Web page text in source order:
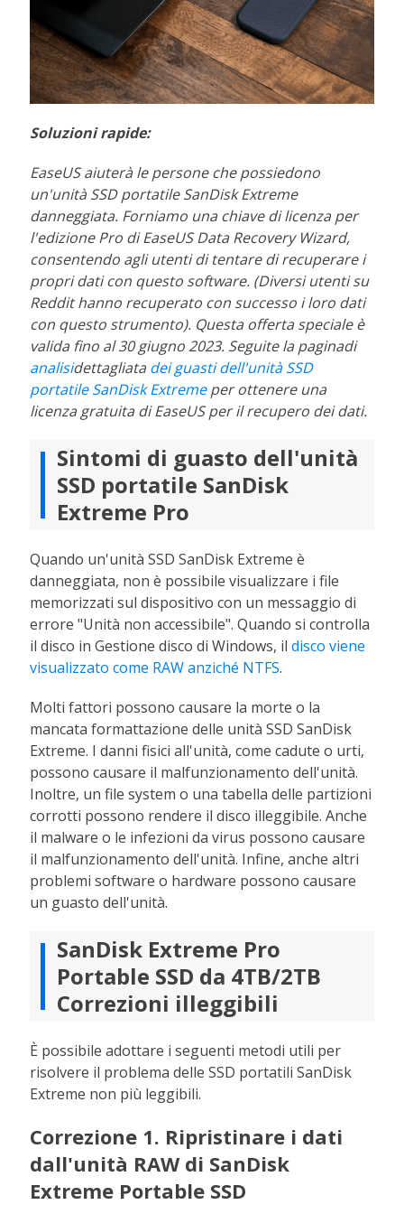
Soluzioni rapide:
EaseUS aiuterà le persone che possiedono
un'unità SSD portatile SanDisk Extreme
danneggiata. Forniamo una chiave di licenza per
l'edizione Pro di EaseUS Data Recovery Wizard,
consentendo agli utenti di tentare di recuperare i
propri dati con questo software. (Diversi utenti su
Reddit hanno recuperato con successo i loro dati
con questo strumento). Questa offerta speciale è
valida fino al 30 giugno 2023. Seguite la paginadi
analisidettagliata dei guasti dell'unità SSD
portatile SanDisk Extremeper ottenere una
licenza gratuita di EaseUS per il recupero dei dati.
Sintomi di guasto dell'unità
SSD portatile SanDisk
Extreme Pro
Quando un'unità SSD SanDisk Extreme è
danneggiata, non è possibile visualizzare i file
memorizzati sul dispositivo con un messaggio di
errore "Unità non accessibile". Quando si controlla
il disco in Gestione disco di Windows, ildisco viene
visualizzato come RAW anziché NTFS.
Molti fattori possono causare la morte o la
mancata formattazione delle unità SSD SanDisk
Extreme. I danni fisici all'unità, come cadute o urti,
possono causare il malfunzionamento dell'unità.
Inoltre, un file system o una tabella delle partizioni
corrotti possono rendere il disco illeggibile. Anche
il malware o le infezioni da virus possono causare
il malfunzionamento dell'unità. Infine, anche altri
problemi software o hardware possono causare
un guasto dell'unità.
SanDisk Extreme Pro
Portable SSD da 4TB/2TB
Correzioni illeggibili
È possibile adottare i seguenti metodi utili per
risolvere il problema delle SSD portatili SanDisk
Extreme non più leggibili.
Correzione 1. Ripristinare i dati
dall'unità RAW di SanDisk
Extreme Portable SSD